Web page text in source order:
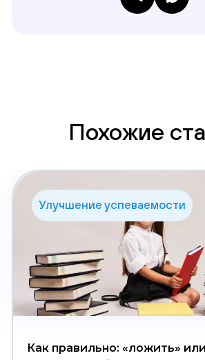
Похожие
Улучшение успеваемости
Как правильно: «ложить»